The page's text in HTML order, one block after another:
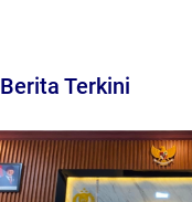
Berita Terkini